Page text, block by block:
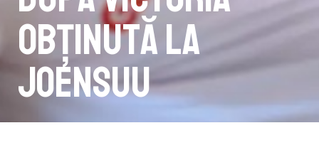
obținută la
Joensuu